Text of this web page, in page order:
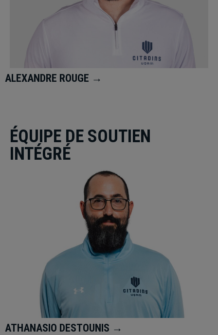
ALEXANDRE ROUGE →
ÉQUIPE DE SOUTIEN
INTÉGRÉ
ATHANASIO DESTOUNIS →